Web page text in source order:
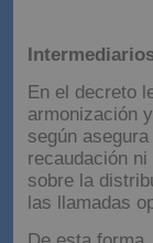
En el decreto
armonización
según
recaudación
sobre la
las llamadas